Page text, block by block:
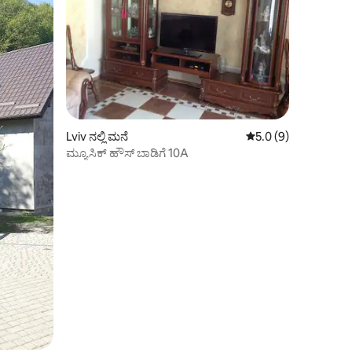
Lviv ನಲ್ಲಿ ಮನೆ
5 ರಲ್ಲಿ 5.0 ಸರಾಸರಿ
5.0 (9)
ಮ್ಯೂಸಿಕ್ ಹೌಸ್ ಬಾಡಿಗೆ 10A